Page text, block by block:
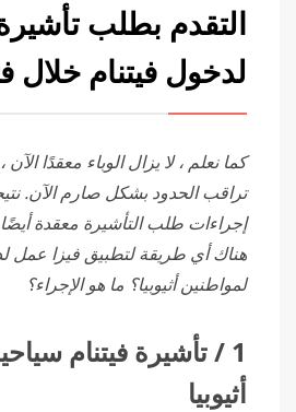
التقدم بطلب
لدخول فيتنام خلال
كما نعلم ، لا يزال الوباء معقدًا
تراقب الحدود بشكل صارم الآن.
إجراءات طلب التأشيرة معقدة
هناك أي طريقة لتطبيق فيزا عمل
لمواطنين أثيوبيا؟ ما هو الإجراء؟
1
/تأشيرة فيتنام
أثيوبيا